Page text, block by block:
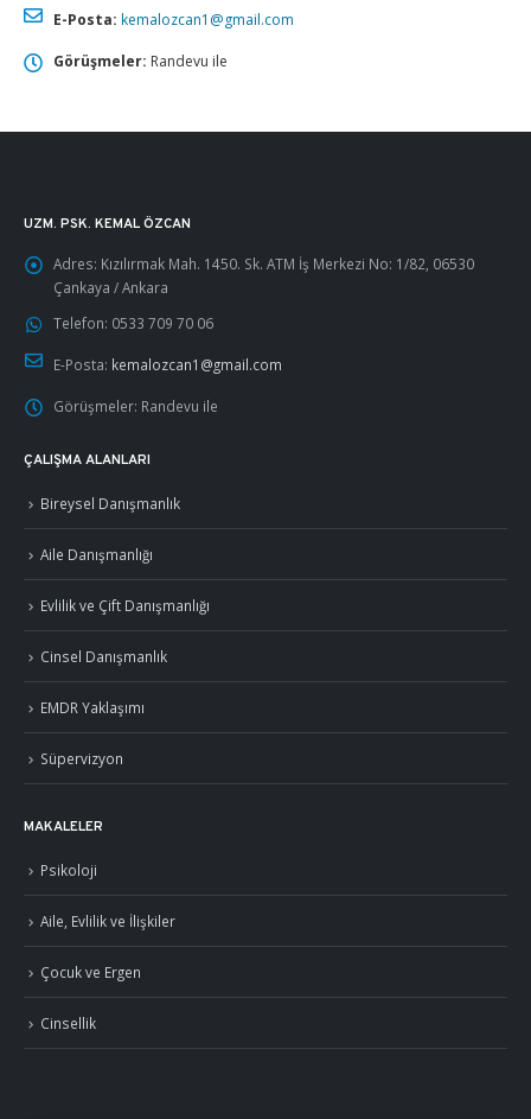
E-Posta: kemalozcan1@gmail.com
Görüşmeler: Randevu ile
UZM. PSK. KEMAL ÖZCAN
Adres: Kızılırmak Mah. 1450. Sk. ATM İş Merkezi No: 1/82, 06530
Çankaya / Ankara
Telefon: 0533 709 70 06
E-Posta: kemalozcan1@gmail.com
Görüşmeler: Randevu ile
ÇALIŞMA ALANLARI
Bireysel Danışmanlık
Aile Danışmanlığı
Evlilik ve Çift Danışmanlığı
Cinsel Danışmanlık
EMDR Yaklaşımı
Süpervizyon
MAKALELER
Psikoloji
Aile, Evlilik ve İlişkiler
Çocuk ve Ergen
Cinsellik